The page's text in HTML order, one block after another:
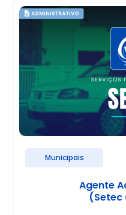
Municipais
Agente
(Setec